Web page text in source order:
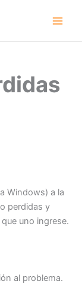
Windows) a la
perdidas y
uno ingrese.
al problema.